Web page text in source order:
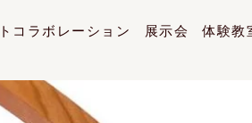
コラボレーション 展示会 体験教